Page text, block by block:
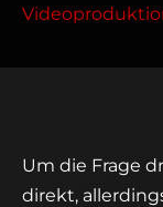
Um die Frage
direkt,